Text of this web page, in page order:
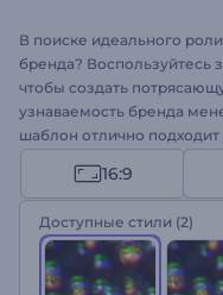
В поиске идеального
бренда? Воспользуйтесь
чтобы создать
узнаваемость бренда
шаблон отлично
для ваших видео на
или промороликов.
профессиональный
видео — все, что вам
мегакреативным
заставку!
16:9
Доступные стили (2)